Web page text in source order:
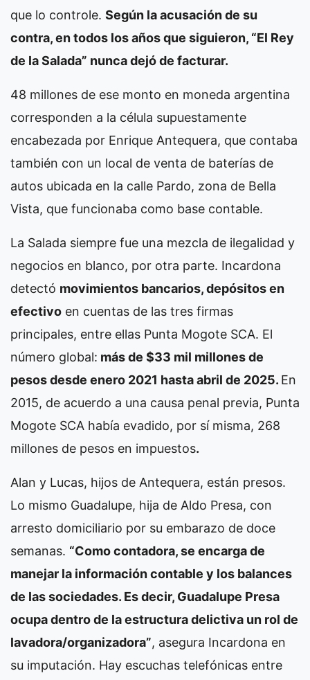
que lo controle. Según la acusación de su
contra, en todos los años que siguieron, “El Rey
de la Salada” nunca dejó de facturar.
48 millones de ese monto en moneda argentina
corresponden a la célula supuestamente
encabezada por Enrique Antequera, que contaba
también con un local de venta de baterías de
autos ubicada en la calle Pardo, zona de Bella
Vista, que funcionaba como base contable.
La Salada siempre fue una mezcla de ilegalidad y
negocios en blanco, por otra parte. Incardona
detectó movimientos bancarios, depósitos en
efectivo en cuentas de las tres firmas
principales, entre ellas Punta Mogote SCA. El
número global: más de $33 mil millones de
pesos desde enero 2021 hasta abril de 2025. En
2015, de acuerdo a una causa penal previa, Punta
Mogote SCA había evadido, por sí misma, 268
millones de pesos en impuestos.
Alan y Lucas, hijos de Antequera, están presos.
Lo mismo Guadalupe, hija de Aldo Presa, con
arresto domiciliario por su embarazo de doce
semanas. “Como contadora, se encarga de
manejar la información contable y los balances
de las sociedades. Es decir, Guadalupe Presa
ocupa dentro de la estructura delictiva un rol de
lavadora/organizadora”, asegura Incardona en
su imputación. Hay escuchas telefónicas entre